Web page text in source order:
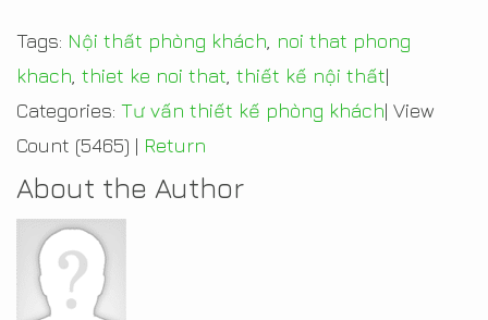
Tags: Nội thất phòng khách, noi that phong
khach, thiet ke noi that, thiết kế nội thất|
Categories: Tư vấn thiết kế phòng khách| View
Count (5465) | Return
About the Author